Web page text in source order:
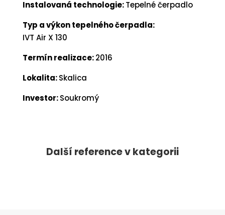
Instalovaná technologie:Tepelné čerpadlo
Typ a výkon tepelného čerpadla:
IVT Air X 130
Termín realizace:2016
Lokalita:Skalica
Investor:Soukromý
Další reference v kategorii